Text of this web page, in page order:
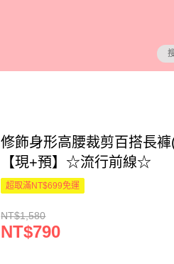
修飾身形高腰裁剪百搭長褲
【現+預】☆流行前線☆
超取滿NT$699免運
NT$1,580
NT$790